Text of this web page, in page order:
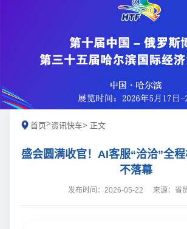
首页>资讯快车> 正文
盛会圆满收官！AI客服“洽洽”全
不落幕
发布时间：2026-05-22 来源：省